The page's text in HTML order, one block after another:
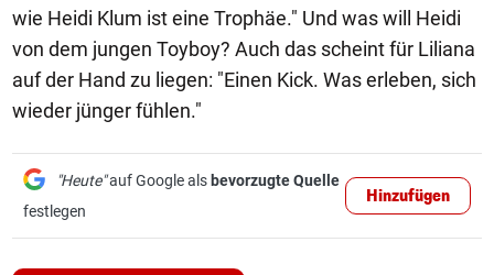
wie Heidi Klum ist eine Trophäe." Und was will Heidi
von dem jungen Toyboy? Auch das scheint für Liliana
auf der Hand zu liegen: "Einen Kick. Was erleben, sich
wieder jünger fühlen."
"Heute"auf Google als bevorzugte Quelle
festlegen
Hinzufügen